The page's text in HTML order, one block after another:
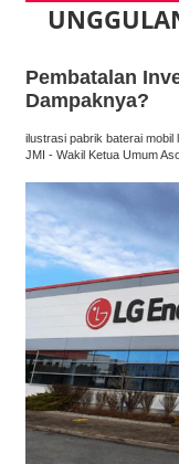
Pembatalan
Dampaknya?
ilustrasi pabrik baterai mobil
JMI - Wakil Ketua Umum